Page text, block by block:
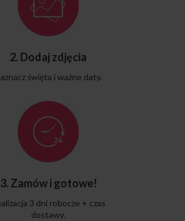
2. Dodaj zdjęcia
święta i ważne daty.
3. Zamów i gotowe!
3 dni robocze + czas
dostawy.